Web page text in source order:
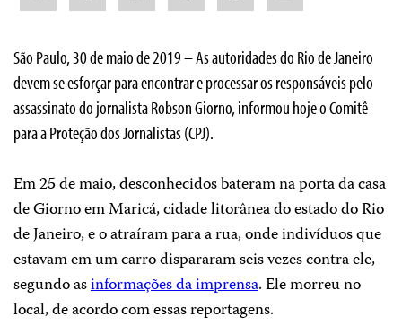
São Paulo, 30 de maio de 2019 – As autoridades do Rio de Janeiro
devem se esforçar para encontrar e processar os responsáveis pelo
assassinato do jornalista Robson Giorno, informou hoje o Comitê
para a Proteção dos Jornalistas (CPJ).
Em 25 de maio, desconhecidos bateram na porta da casa
de Giorno em Maricá, cidade litorânea do estado do Rio
de Janeiro, e o atraíram para a rua, onde indivíduos que
estavam em um carro dispararam seis vezes contra ele,
segundo asinformações da imprensa. Ele morreu no
local, de acordo com essas reportagens.